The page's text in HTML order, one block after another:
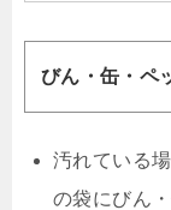
びん・缶・ペ
汚れている
の袋にびん